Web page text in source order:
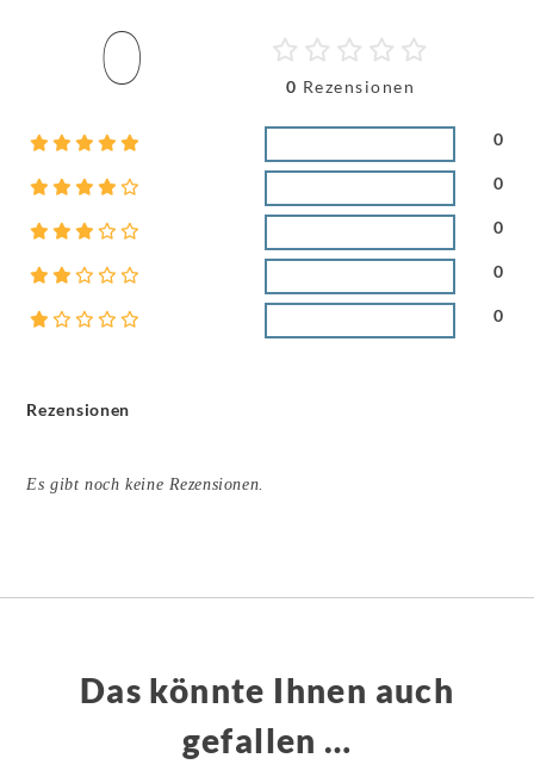
Rezensionen
Es gibt noch keine Rezensionen.
0 0 Rezensionen
0
0
0
0
0
Das könnte Ihnen auch
gefallen …